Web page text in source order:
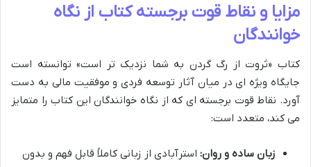
مزایا و نقاط قوت برجسته کتاب از نگاه
خوانندگان
کتاب «ثروت از رگ گردن به شما نزدیک تر است» توانسته است
جایگاه ویژه ای در میان آثار توسعه فردی و موفقیت مالی به دست
آورد. نقاط قوت برجسته ای که از نگاه خوانندگان این کتاب را متمایز
می کند، متعدد است:
زبان ساده و روان: استرآبادی از زبانی کاملاً قابل فهم و بدون